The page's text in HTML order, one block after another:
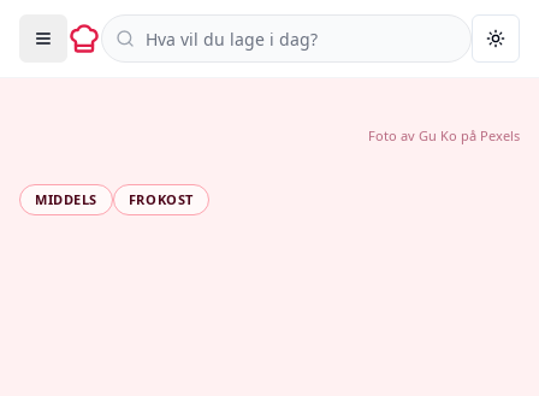
Søk i oppskrifter
MIDDELS FROKOST
Foto av Gu Ko på Pexels